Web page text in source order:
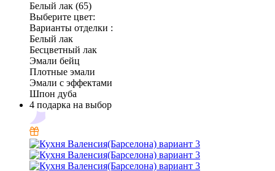
Белый лак (65)
Выберите цвет:
Варианты отделки :
Белый лак
Бесцветный лак
Эмали бейц
Плотные эмали
Эмали с эффектами
Шпон дуба
4 подарка на выбор